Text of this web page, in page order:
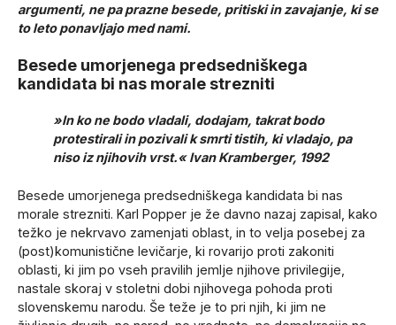
argumenti, ne pa prazne besede, pritiski in zavajanje, ki se
to leto ponavljajo med nami.
Besede umorjenega predsedniškega
kandidata bi nas morale strezniti
»In ko ne bodo vladali, dodajam, takrat bodo
protestirali in pozivali k smrti tistih, ki vladajo, pa
niso iz njihovih vrst.«Ivan Kramberger, 1992
Besede umorjenega predsedniškega kandidata bi nas
morale strezniti. Karl Popper je že davno nazaj zapisal, kako
težko je nekrvavo zamenjati oblast, in to velja posebej za
(post)komunistične levičarje, ki rovarijo proti zakoniti
oblasti, ki jim po vseh pravilih jemlje njihove privilegije,
nastale skoraj v stoletni dobi njihovega pohoda proti
slovenskemu narodu. Še teže je to pri njih, ki jim ne